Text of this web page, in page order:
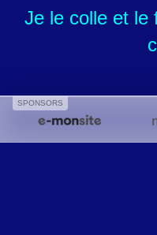
Je le colle et le
SPONSORS